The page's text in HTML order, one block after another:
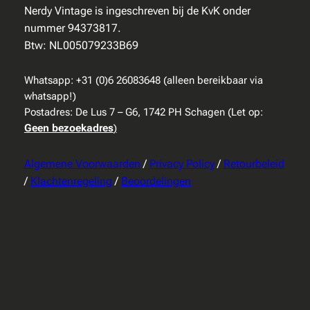
Nerdy Vintage is ingeschreven bij de KvK onder
nummer 94373817.
Btw: NL005079233B69
Whatsapp: +31 (0)6 26083648 (alleen bereikbaar via
whatsapp!)
Postadres: De Lus 7 – G6, 1742 PH Schagen (Let op:
Geen bezoekadres)
Algemene Voorwaarden / Privacy Policy/ Retourbeleid
/ Klachtenregeling / Beoordelingen